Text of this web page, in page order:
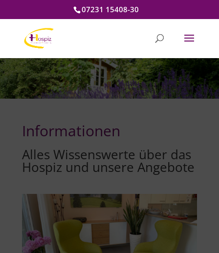
07231 15408-30
Informationen
Alles Wissenswerte über das
Hospiz und unsere Angebote